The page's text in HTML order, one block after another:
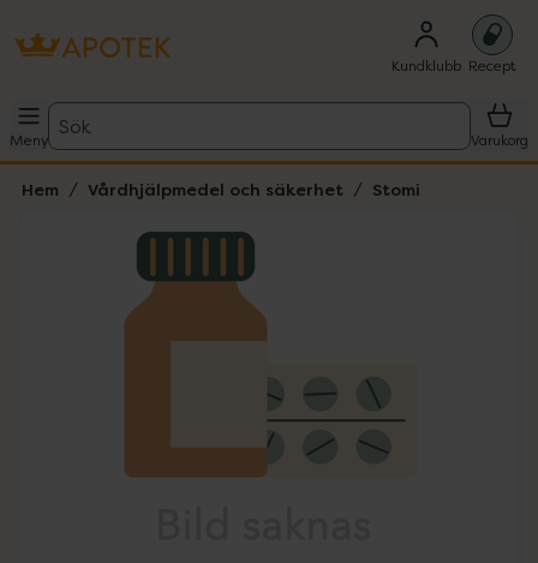
Kundklubb Recept
Meny
Sök
Varukorg
Hem Vårdhjälpmedel och säkerhet Stomi
Lista: . Innehåller 1 objekt.